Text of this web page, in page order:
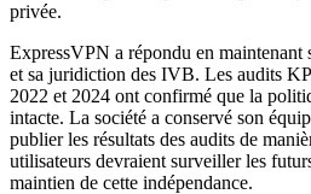
privée.
ExpressVPN a répondu en maintenant
et sa juridiction des IVB. Les audits
2022 et 2024 ont confirmé que la
intacte. La société a conservé son
publier les résultats des audits de
utilisateurs devraient surveiller les
maintien de cette indépendance.